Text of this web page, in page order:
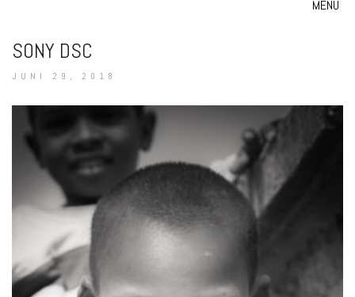
MENU
SONY DSC
JUNI 29, 2018